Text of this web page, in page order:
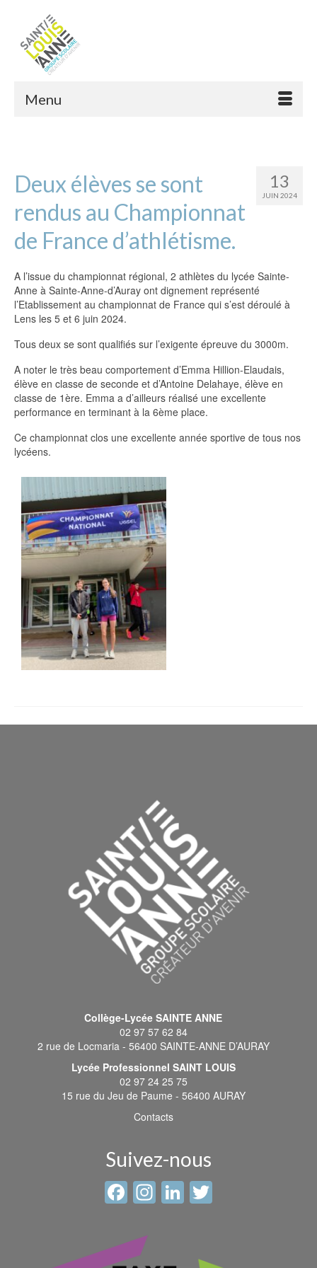
Menu
13
JUIN 2024
Deux élèves se sont
rendus au Championnat
de France d’athlétisme.
A l’issue du championnat régional, 2 athlètes du lycée Sainte-
Anne à Sainte-Anne-d’Auray ont dignement représenté
l’Etablissement au championnat de France qui s’est déroulé à
Lens les 5 et 6 juin 2024.
Tous deux se sont qualifiés sur l’exigente épreuve du 3000m.
A noter le très beau comportement d’Emma Hillion-Elaudais,
élève en classe de seconde et d’Antoine Delahaye, élève en
classe de 1ère. Emma a d’ailleurs réalisé une excellente
performance en terminant à la 6ème place.
Ce championnat clos une excellente année sportive de tous nos
lycéens.
Collège-Lycée SAINTE ANNE
02 97 57 62 84
2 rue de Locmaria - 56400 SAINTE-ANNE D’AURAY
Lycée Professionnel SAINT LOUIS
02 97 24 25 75
15 rue du Jeu de Paume - 56400 AURAY
Contacts
Suivez-nous
Facebook
Instagram
LinkedIn